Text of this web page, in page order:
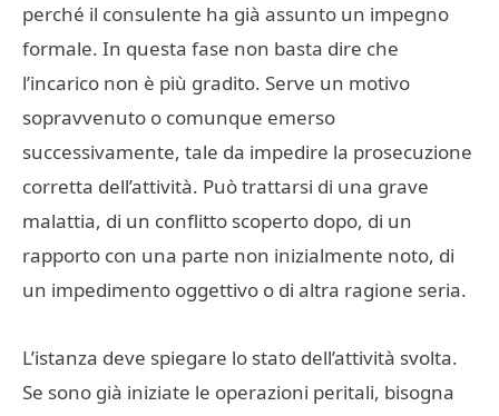
perché il consulente ha già assunto un impegno
formale. In questa fase non basta dire che
l’incarico non è più gradito. Serve un motivo
sopravvenuto o comunque emerso
successivamente, tale da impedire la prosecuzione
corretta dell’attività. Può trattarsi di una grave
malattia, di un conflitto scoperto dopo, di un
rapporto con una parte non inizialmente noto, di
un impedimento oggettivo o di altra ragione seria.
L’istanza deve spiegare lo stato dell’attività svolta.
Se sono già iniziate le operazioni peritali, bisogna